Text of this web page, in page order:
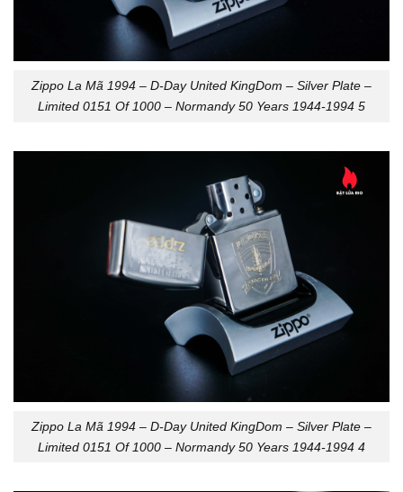
Zippo La Mã 1994 – D-Day United KingDom – Silver Plate –
Limited 0151 Of 1000 – Normandy 50 Years 1944-1994 5
Zippo La Mã 1994 – D-Day United KingDom – Silver Plate –
Limited 0151 Of 1000 – Normandy 50 Years 1944-1994 4